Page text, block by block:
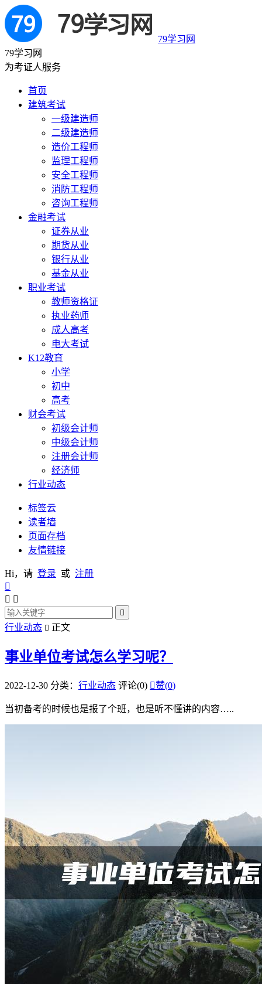
79学习网
79学习网
为考证人服务
首页
建筑考试
一级建造师
二级建造师
造价工程师
监理工程师
安全工程师
消防工程师
咨询工程师
金融考试
证券从业
期货从业
银行从业
基金从业
职业考试
教师资格证
执业药师
成人高考
电大考试
K12教育
小学
初中
高考
财会考试
初级会计师
中级会计师
注册会计师
经济师
行业动态
标签云
读者墙
页面存档
友情链接
Hi，请 登录 或 注册

 

行业动态  正文
事业单位考试怎么学习呢？
2022-12-30 分类： 行业动态 评论(0) 赞(0)
当初备考的时候也是报了个班，也是听不懂讲的内容…..